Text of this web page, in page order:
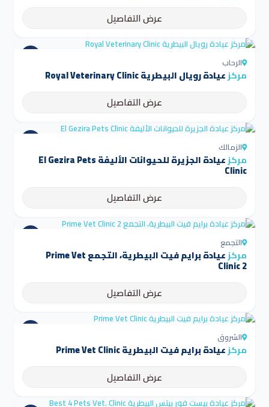
عرض التفاصيل
الرحاب
مركزعيادة رويال البيطرية Royal Veterinary Clinic
عرض التفاصيل
الزمالك
مركز عيادة الجزيرة للحيوانات الأليفة El Gezira Pets
Clinic
عرض التفاصيل
التجمع
مركز عيادة برايم فيت البيطرية، التجمع Prime Vet
Clinic 2
عرض التفاصيل
الشروق
مركزعيادة برايم فيت البيطرية Prime Vet Clinic
عرض التفاصيل